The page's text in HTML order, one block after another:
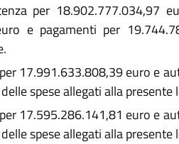
per 18.902.777.034,97
e pagamenti per
17.991.633.808,39 euro e
spese allegati alla presente
17.595.286.141,81 euro e
spese allegati alla presente